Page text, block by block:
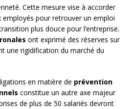
Cette mesure vise à accorder
employés pour retrouver un emploi
plus douce pour l’entreprise.
ont exprimé des réserves sur
une rigidification du marché du
en matière de prévention
constitue un autre axe majeur
de plus de 50 salariés devront